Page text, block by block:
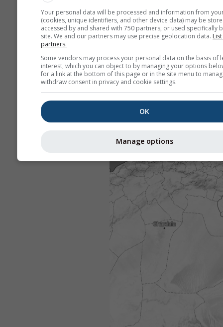
Your personal data will be processed and information from
(cookies, unique identifiers, and other device data) may be
accessed by and shared with 750 partners, or used specifically
site. We and our partners may use precise geolocation data.
partners.
Some vendors may process your personal data on the basis of
interest, which you can object to by managing your options
for a link at the bottom of this page or in the site menu to
withdraw consent in privacy and cookie settings.
OK
Manage options